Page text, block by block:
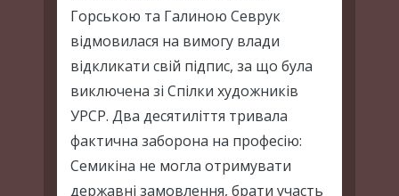
Горською та Галиною Севрук
відмовилася на вимогу влади
відкликати свій підпис, за що була
виключена зі Спілки художників
УРСР. Два десятиліття тривала
фактична заборона на професію:
Семикіна не могла отримувати
державні замовлення, брати участь